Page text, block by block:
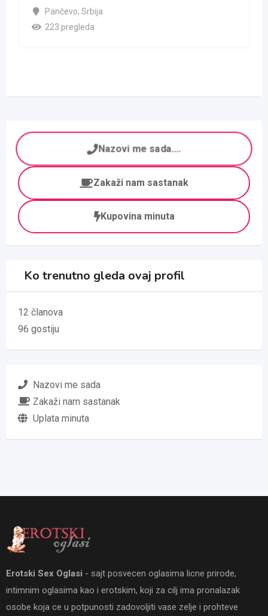
Pančevo, Srbija
223 pregleda
Nazovi me sada....
Zakaži nam sastanak
Kupovina minuta
Ko trenutno gleda ovaj profil
12 članova
96 gostiju
Nazovi me sada
Zakaži nam sastanak
Uplata minuta
Erotski Sex Oglasi - sajt posvecen oglasima licne prirode,
intimnim oglasima kao i erotskim, koji za cilj ima pronalazak
osobe koja ce u potpunosti zadovoljiti vase zelje i prohteve